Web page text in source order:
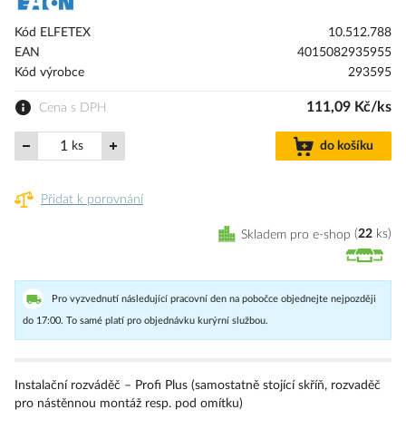
galerie
s
Kód ELFETEX
10.512.788
EAN
4015082935955
Kód výrobce
293595
Cena s DPH 111,09 Kč/ks
ks do košíku
Přidat k porovnání
Skladem pro e-shop 22 ks
Pro vyzvednutí následující pracovní den na pobočce objednejte nejpozději
do 17:00. To samé platí pro objednávku kurýrní službou.
Instalační rozváděč – Profi Plus (samostatně stojící skříň, rozvaděč
pro nástěnnou montáž resp. pod omítku)